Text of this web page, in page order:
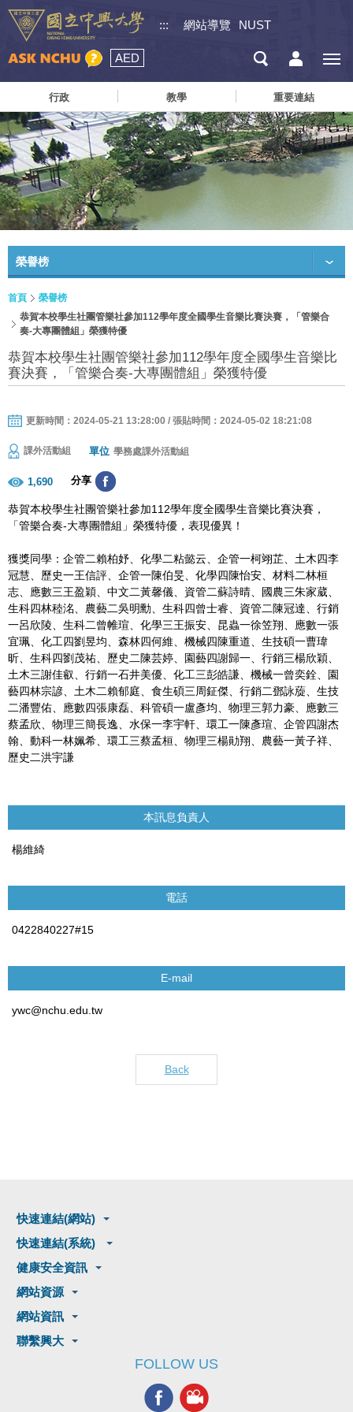
::: 網站導覽 NUST
AED
行政 教學 重要連結
榮譽榜
首頁
榮譽榜
恭賀本校學生社團管樂社參加112學年度全國學生音樂比賽決賽，「管樂合
奏-大專團體組」榮獲特優
恭賀本校學生社團管樂社參加112學年度全國學生音樂比
賽決賽，「管樂合奏-大專團體組」榮獲特優
更新時間：2024-05-21 13:28:00 / 張貼時間：2024-05-02 18:21:08
課外活動組 單位 學務處課外活動組
1,690 分享
恭賀本校學生社團管樂社參加112學年度全國學生音樂比賽決賽，
「管樂合奏-大專團體組」榮獲特優，表現優異！
獲獎同學：企管二賴柏妤、化學二粘懿云、企管一柯翊芷、土木四李
冠慧、歷史一王信評、企管一陳伯旻、化學四陳怡安、材料二林桓
志、應數三王盈穎、中文二黃馨儀、資管二蘇詩晴、國農三朱家葳、
生科四林稑洺、農藝二吳明勳、生科四曾士睿、資管二陳冠達、行銷
一呂欣陵、生科二曾帷瑄、化學三王振安、昆蟲一徐笠翔、應數一張
宜珮、化工四劉昱均、森林四何維、機械四陳重道、生技碩一曹瑋
昕、生科四劉茂祐、歷史二陳芸婷、園藝四謝歸一、行銷三楊欣穎、
土木三謝佳叡、行銷一石井美優、化工三彭皓謙、機械一曾奕銓、園
藝四林宗諺、土木二賴郁庭、食生碩三周鉦傑、行銷二鄧詠蔙、生技
二潘豐佑、應數四張康磊、科管碩一盧彥均、物理三郭力豪、應數三
蔡孟欣、物理三簡長逸、水保一李宇軒、環工一陳彥瑄、企管四謝杰
翰、動科一林姵希、環工三蔡孟桓、物理三楊勛翔、農藝一黃子祥、
歷史二洪宇謙
本訊息負責人
楊維綺
電話
0422840227#15
E-mail
ywc@nchu.edu.tw
Back
快速連結(網站)
快速連結(系統)
健康安全資訊
網站資源
網站資訊
聯繫興大
FOLLOW US